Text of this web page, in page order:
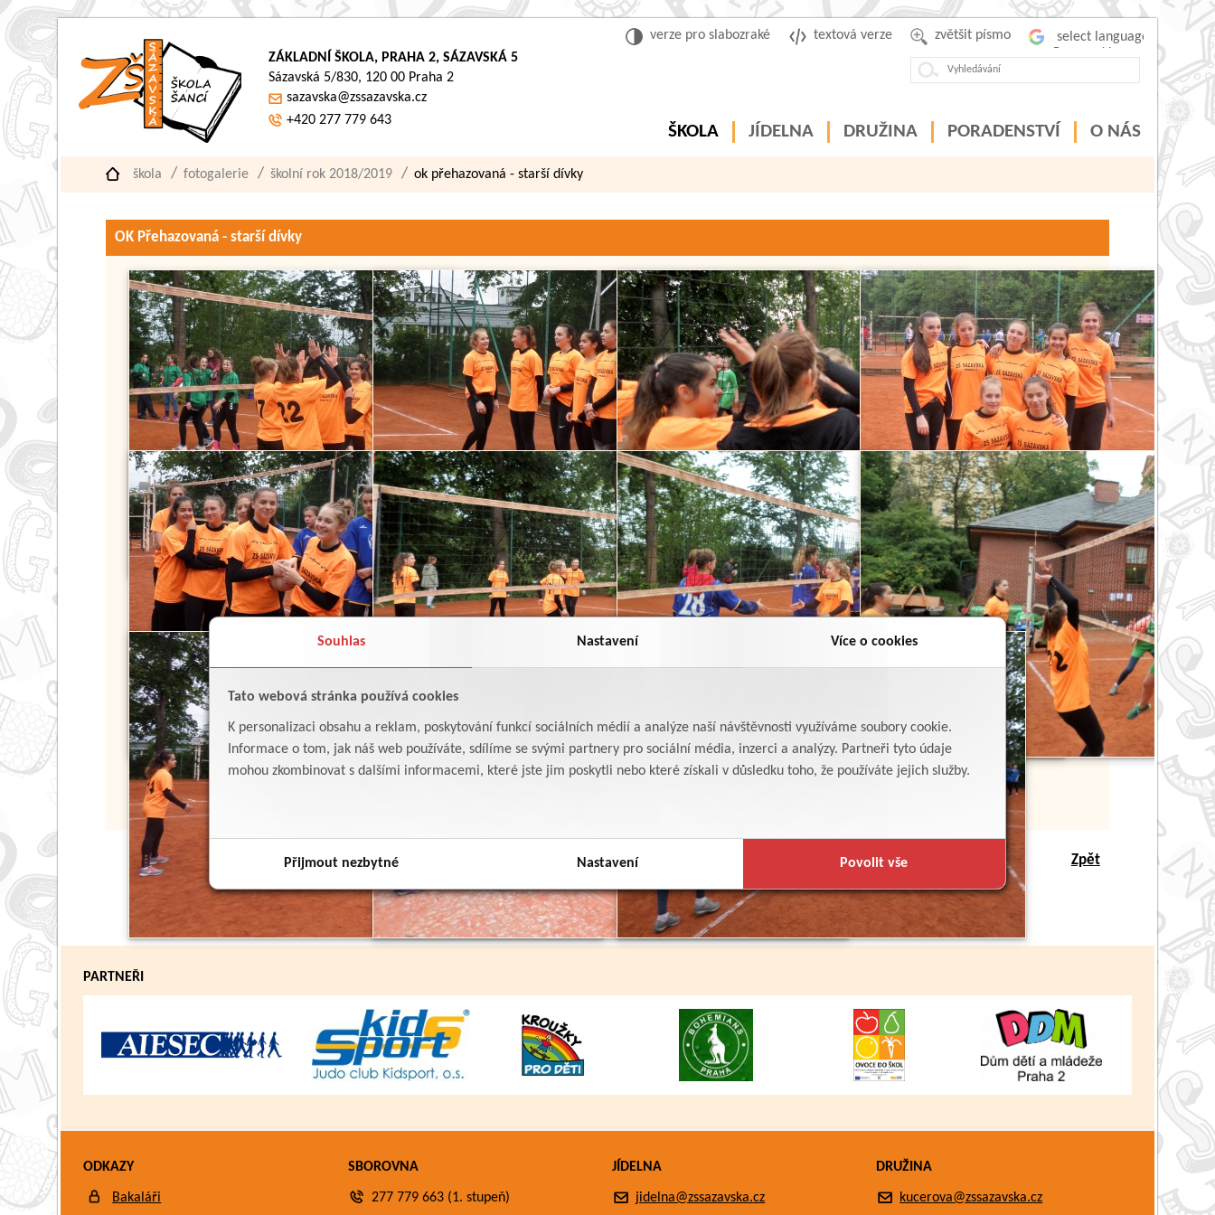
Souhlas Nastavení Více o cookies
Tato webová stránka používá cookies
K personalizaci obsahu a reklam, poskytování funkcí sociálních médií a analýze naší návštěvnosti využíváme soubory cookie.
Informace o tom, jak náš web používáte, sdílíme se svými partnery pro sociální média, inzerci a analýzy. Partneři tyto údaje
mohou zkombinovat s dalšími informacemi, které jste jim poskytli nebo které získali v důsledku toho, že používáte jejich služby.
Přijmout nezbytné Nastavení Povolit vše
zvětšit písmo
textová verze
verze pro slabozraké
ZÁKLADNÍ ŠKOLA, PRAHA 2, SÁZAVSKÁ 5
Sázavská 5/830, 120 00 Praha 2
sazavska@zssazavska.cz
+420 277 779 643
ŠKOLA JÍDELNA DRUŽINA PORADENSTVÍ O NÁS
škola fotogalerie školní rok 2018/2019 ok přehazovaná - starší dívky
OK Přehazovaná - starší dívky
Zpět
PARTNEŘI
ODKAZY
Bakaláři
SBOROVNA
277 779 663 (1. stupeň)
JÍDELNA
jidelna@zssazavska.cz
DRUŽINA
kucerova@zssazavska.cz